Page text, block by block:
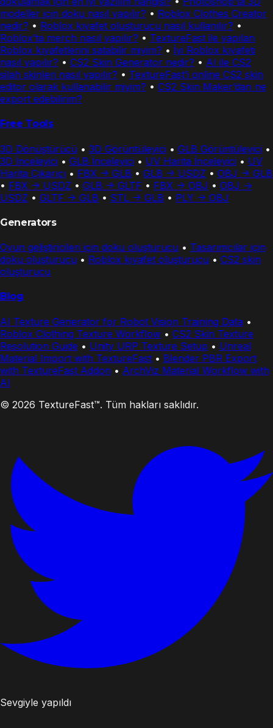
modeller için doku nasıl yapılır? • Roblox Clothes Creator
nedir? • Roblox kıyafet oluşturucu nasıl kullanılır? •
Roblox’ta merch nasıl yapılır? • TextureFast ile yapılan
Roblox kıyafetlerini satabilir miyim? • İyi Roblox kıyafeti
nasıl yapılır? • CS2 Skin Generator nedir? • AI ile CS2
silah skinleri nasıl yapılır? • TextureFast’i online CS2 skin
editor olarak kullanabilir miyim? • CS2 Skin Maker’dan ne
export edebilirim?
Free Tools
3D Dönüştürücü • 3D Görüntüleyici • GLB Görüntüleyici •
3D İnceleyici • GLB İnceleyici • UV Harita İnceleyici • UV
Harita Çıkarıcı • FBX -> GLB • GLB -> USDZ • OBJ -> GLB
• FBX -> USDZ • GLB -> GLTF • FBX -> OBJ • OBJ ->
USDZ • GLTF -> GLB • STL -> GLB • PLY -> OBJ
Generators
Oyun geliştiricileri için doku oluşturucu • Tasarımcılar için
doku oluşturucu • Roblox kıyafet oluşturucu • CS2 skin
oluşturucu
Blog
AI Texture Generator for Robot Vision Training Data •
Roblox Clothing Texture Workflow • CS2 Skin Texture
Resolution Guide • Unity URP Texture Setup • Unreal
Material Import with TextureFast • Blender PBR Export
with TextureFast Addon • ArchViz Material Workflow with
AI
© 2026 TextureFast™. Tüm hakları saklıdır.
Sevgiyle yapıldı